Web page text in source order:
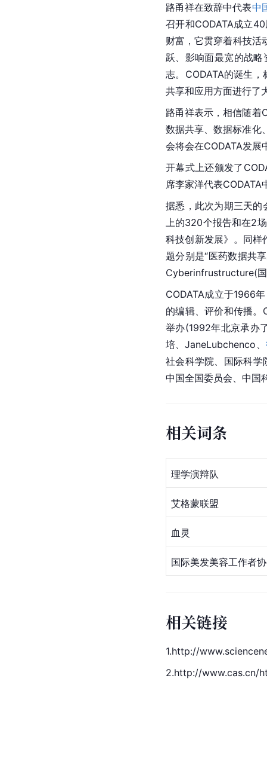
路甬祥在致辞中代表中
召开和CODATA成立
财富，它贯穿着科技活
跃、影响面最宽的战
志。CODATA的诞生
共享和应用方面进行了
路甬祥表示，相信随着
数据共享、数据标准化
会将会在CODATA发展
开幕式上还颁发了
席李家洋代表
据悉，此次为期三天的
上的320个报告和在2
科技创新发展》。同样
题分别是“医药数据共
Cyberinfrustructure(
CODATA成立于1966
的编辑、评价和传播。
举办(1992年北京承办
培 、JaneLubchenco、
社会科学院 、国际科
中国全国委员会、中国
相关词条
理学演辩队
艾格蒙联盟
血灵
国际美发美容工作者
相关链接
1.http://
2.http://www.cas.cn/